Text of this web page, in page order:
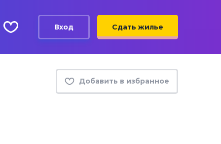
Вход Сдать жилье
Добавить в избранное